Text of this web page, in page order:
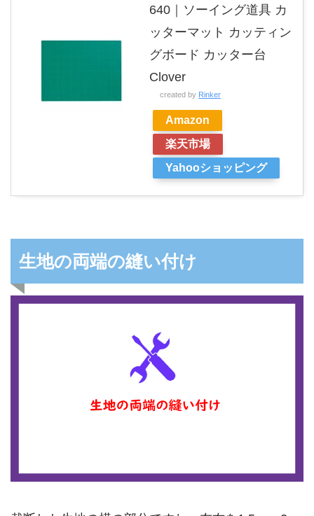
640｜ソーイング道具 カ
ッターマット カッティン
グボード カッター台
Clover
created by Rinker
Amazon
楽天市場
Yahooショッピング
生地の両端の縫い付け